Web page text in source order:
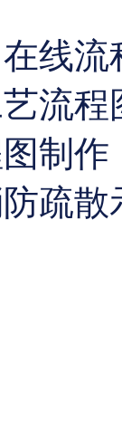
在线
流
制作
疏散